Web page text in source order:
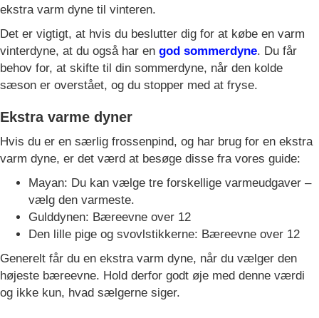
ekstra varm dyne til vinteren.
Det er vigtigt, at hvis du beslutter dig for at købe en varm
vinterdyne, at du også har en god sommerdyne. Du får
behov for, at skifte til din sommerdyne, når den kolde
sæson er overstået, og du stopper med at fryse.
Ekstra varme dyner
Hvis du er en særlig frossenpind, og har brug for en ekstra
varm dyne, er det værd at besøge disse fra vores guide:
Mayan: Du kan vælge tre forskellige varmeudgaver –
vælg den varmeste.
Gulddynen: Bæreevne over 12
Den lille pige og svovlstikkerne: Bæreevne over 12
Generelt får du en ekstra varm dyne, når du vælger den
højeste bæreevne. Hold derfor godt øje med denne værdi
og ikke kun, hvad sælgerne siger.